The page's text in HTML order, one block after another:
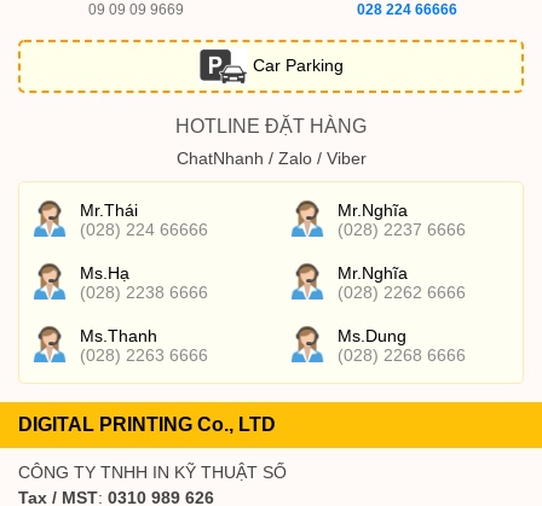
09 09 09 9669
028 224 66666
Car Parking
HOTLINE ĐẶT HÀNG
ChatNhanh / Zalo / Viber
Mr.Thái
(028) 224 66666
Mr.Nghĩa
(028) 2237 6666
Ms.Hạ
(028) 2238 6666
Mr.Nghĩa
(028) 2262 6666
Ms.Thanh
(028) 2263 6666
Ms.Dung
(028) 2268 6666
DIGITAL PRINTING Co., LTD
CÔNG TY TNHH IN KỸ THUẬT SỐ
Tax / MST: 0310 989 626